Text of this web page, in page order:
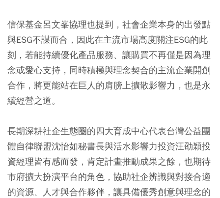
信保基金呂文峯協理也提到，社會企業本身的出發點
與ESG不謀而合，因此在主流市場高度關注ESG的此
刻，若能持續優化產品服務、讓購買不再僅是因為理
念或愛心支持，同時積極與理念契合的主流企業開創
合作，將更能站在巨人的肩膀上擴散影響力，也是永
續經營之道。
長期深耕社企生態圈的四大育成中心代表台灣公益團
體自律聯盟沈怡如秘書長與活水影響力投資汪劭穎投
資經理皆有感而發，肯定計畫推動成果之餘，也期待
市府擴大扮演平台的角色，協助社企辨識與對接合適
的資源、人才與合作夥伴，讓具備優秀創意與理念的